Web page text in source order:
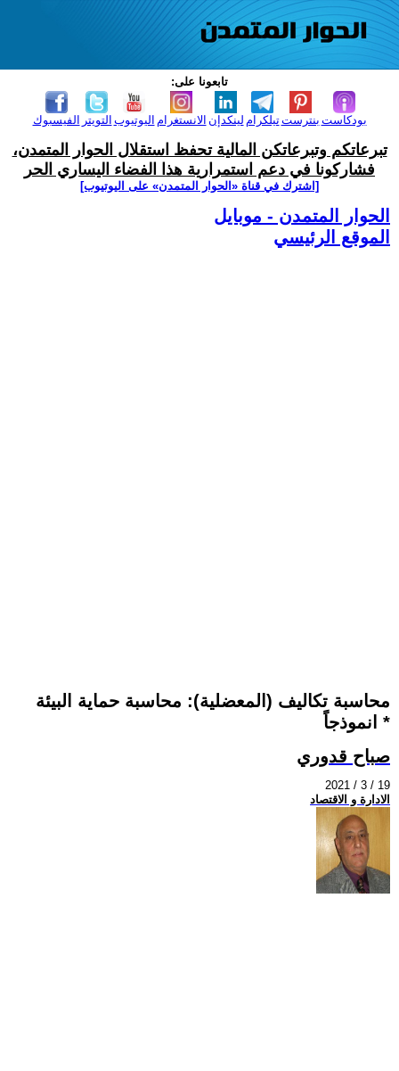
تابعونا على:
الفيسبوك التويتر اليوتيوب الانستغرام لينكدإن تيلكرامبنترست بودكاست
تبرعاتكم وتبرعاتكن المالية تحفظ استقلال الحوار المتمدن،
فشاركونا في دعم استمرارية هذا الفضاء اليساري الحر
[اشترك في قناة ‫«الحوار المتمدن» على اليوتيوب]
الحوار المتمدن - موبايل
الموقع الرئيسي
محاسبة تكاليف (المعضلية): محاسبة حماية البيئة
انموذجاً *
صباح قدوري
2021 / 3 / 19
الادارة و الاقتصاد